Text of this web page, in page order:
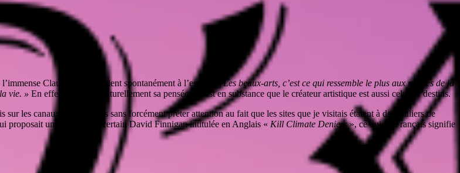
Claude Roy me vient spontanément à l’esprit : «Les beaux-arts, c’est ce qui ressemble le plus aux mythes de la
vie. » En effet, je rejoins naturellement sa pensée qui est en substance que le créateur artistique est aussi celui de destins.
les canaux des internets sans forcément prêter attention au fait que les sites que je visitais étaient à des milliers de
proposait une pièce d’un certain David Finnigan intitulée en Anglais « Kill Climate Deniers», ce qui en Français signifie